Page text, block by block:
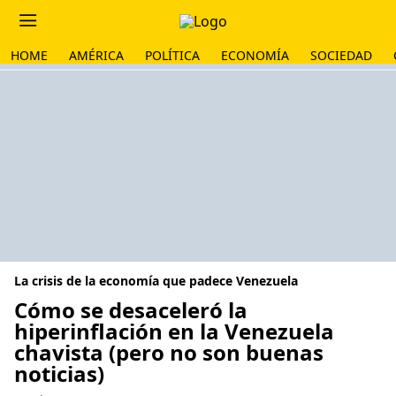
HOME AMÉRICA POLÍTICA ECONOMÍA SOCIEDAD
La crisis de la economía que padece Venezuela
Cómo se desaceleró la
hiperinflación en la Venezuela
chavista (pero no son buenas
noticias)